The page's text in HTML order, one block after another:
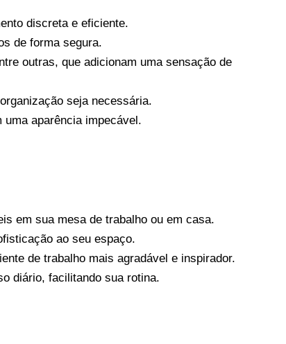
discreta e eficiente.
de forma segura.
outras, que adicionam uma sensação de
seja necessária.
aparência impecável.
em sua mesa de trabalho ou em casa.
ao seu espaço.
de trabalho mais agradável e inspirador.
diário, facilitando sua rotina.